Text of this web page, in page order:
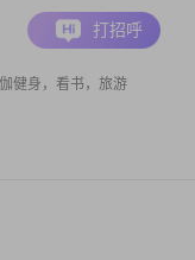
健身，看书，旅游
打招呼